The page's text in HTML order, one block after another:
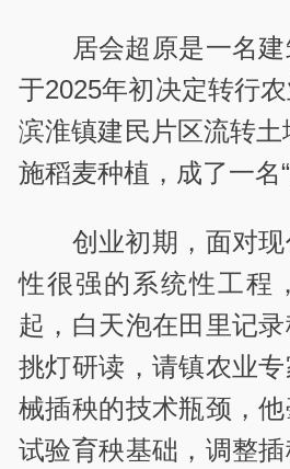
居会超原是一名建
于2025年初决定转行
滨淮镇建民片区流转土
施稻麦种植，成了一名“
创业初期，面对
性很强的系统性工程
起，白天泡在田里记
挑灯研读，请镇农业
械插秧的技术瓶颈，
试验育秧基础，调整